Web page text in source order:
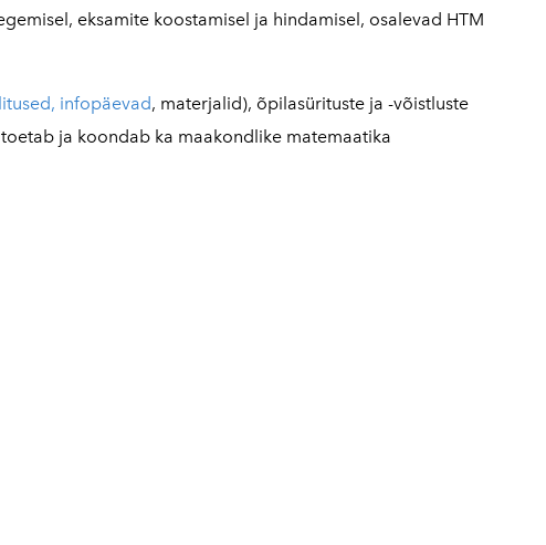
eksamite koostamisel ja hindamisel, osalevad HTM
infopäevad, materjalid), õpilasürituste ja -võistluste
toetab ja koondab ka maakondlike matemaatika